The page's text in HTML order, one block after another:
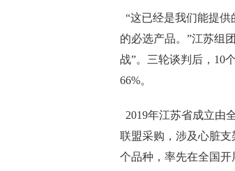
“这已经是我们能提
的必选产品。”江苏组
战”。三轮谈判后，10
66%。
2019年江苏省成立由
联盟采购，涉及心脏支
个品种，率先在全国